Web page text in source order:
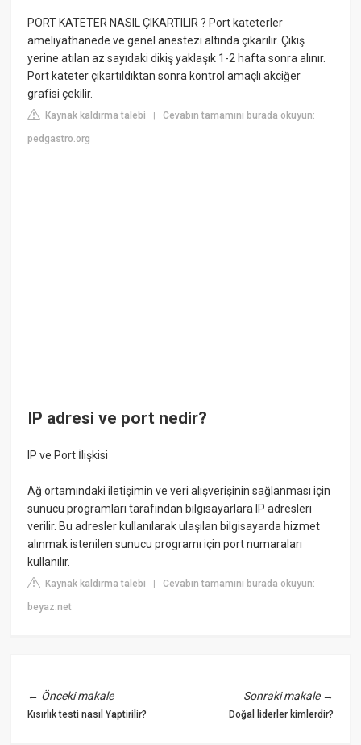
PORT KATETER NASIL ÇIKARTILIR ? Port kateterler
ameliyathanede ve genel anestezi altında çıkarılır. Çıkış
yerine atılan az sayıdaki dikiş yaklaşık 1-2 hafta sonra alınır.
Port kateter çıkartıldıktan sonra kontrol amaçlı akciğer
grafisi çekilir.
Kaynak kaldırma talebi |Cevabın tamamını burada okuyun:
pedgastro.org
IP adresi ve port nedir?
IP ve Port İlişkisi
Ağ ortamındaki iletişimin ve veri alışverişinin sağlanması için
sunucu programları tarafından bilgisayarlara IP adresleri
verilir. Bu adresler kullanılarak ulaşılan bilgisayarda hizmet
alınmak istenilen sunucu programı için port numaraları
kullanılır.
Kaynak kaldırma talebi |Cevabın tamamını burada okuyun:
beyaz.net
← Önceki makale
Kısırlık testi nasıl Yaptirilir?
Sonraki makale→
Doğal liderler kimlerdir?